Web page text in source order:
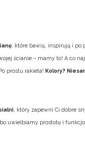
, które bawią, inspirują i po
ścianie – mamy to! A co
Po prostu rakieta! Kolory?
, który zapewni Ci dobre
, bo uwielbiamy prostotę i